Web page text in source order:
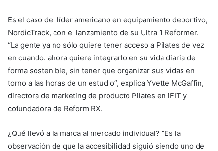
Es el caso del líder americano en equipamiento deportivo,
NordicTrack, con el lanzamiento de su Ultra 1 Reformer.
“La gente ya no sólo quiere tener acceso a Pilates de vez
en cuando: ahora quiere integrarlo en su vida diaria de
forma sostenible, sin tener que organizar sus vidas en
torno a las horas de un estudio”, explica Yvette McGaffin,
directora de marketing de producto Pilates en iFIT y
cofundadora de Reform RX.
¿Qué llevó a la marca al mercado individual? “Es la
observación de que la accesibilidad siguió siendo uno de